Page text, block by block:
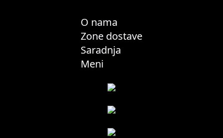
O nama
Zone dostave
Saradnja
Meni